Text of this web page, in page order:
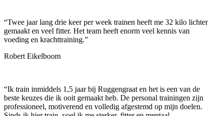
“Twee jaar lang drie keer per week trainen heeft me 32 kilo lichter
gemaakt en veel fitter. Het team heeft enorm veel kennis van
voeding en krachttraining.”
Robert Eikelboom
“Ik train inmiddels 1,5 jaar bij Ruggengraat en het is een van de
beste keuzes die ik ooit gemaakt heb. De personal trainingen zijn
professioneel, motiverend en volledig afgestemd op mijn doelen.